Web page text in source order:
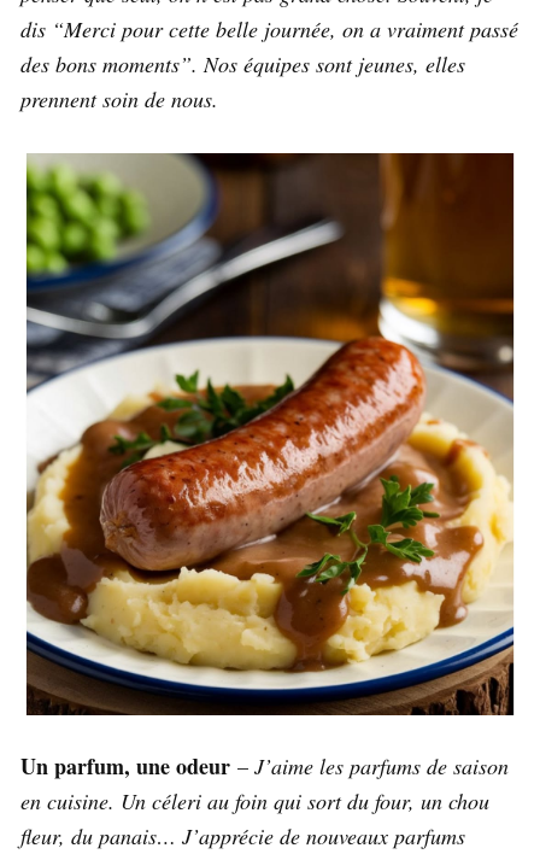
dis “Merci pour cette belle journée, on a vraiment passé
des bons moments”. Nos équipes sont jeunes, elles
prennent soin de nous.
Un parfum, une odeur – J’aime les parfums de saison
en cuisine. Un céleri au foin qui sort du four, un chou
fleur, du panais… J’apprécie de nouveaux parfums